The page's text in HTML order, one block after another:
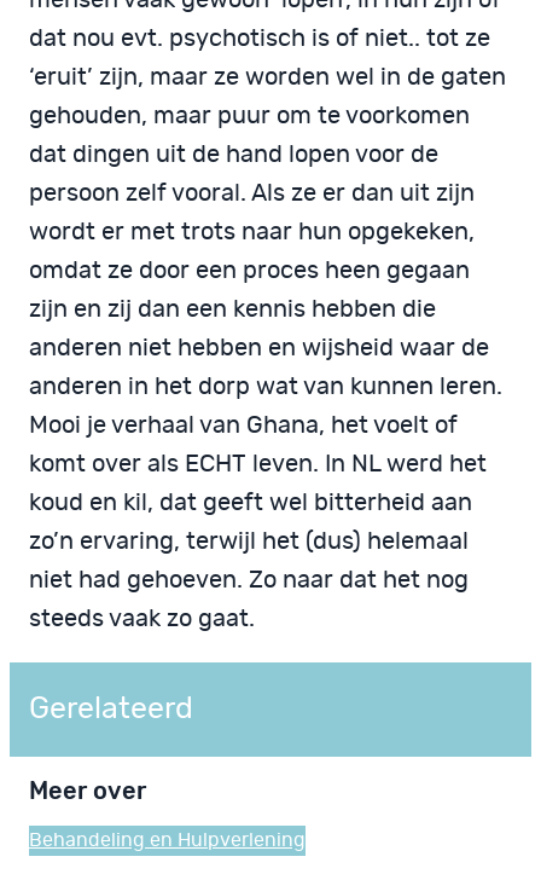
dat nou evt. psychotisch is of niet.. tot ze
‘eruit’ zijn, maar ze worden wel in de gaten
gehouden, maar puur om te voorkomen
dat dingen uit de hand lopen voor de
persoon zelf vooral. Als ze er dan uit zijn
wordt er met trots naar hun opgekeken,
omdat ze door een proces heen gegaan
zijn en zij dan een kennis hebben die
anderen niet hebben en wijsheid waar de
anderen in het dorp wat van kunnen leren.
Mooi je verhaal van Ghana, het voelt of
komt over als ECHT leven. In NL werd het
koud en kil, dat geeft wel bitterheid aan
zo’n ervaring, terwijl het (dus) helemaal
niet had gehoeven. Zo naar dat het nog
steeds vaak zo gaat.
Gerelateerd
Meer over
Behandeling en Hulpverlening